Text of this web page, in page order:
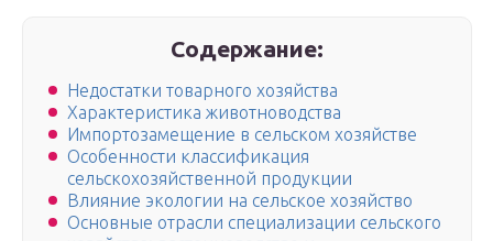
Содержание:
Недостатки товарного хозяйства
Характеристика животноводства
Импортозамещение в сельском хозяйстве
Особенности классификация
сельскохозяйственной продукции
Влияние экологии на сельское хозяйство
Основные отрасли специализации сельского